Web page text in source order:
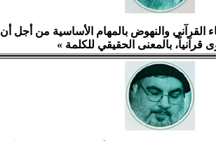
القرآني والنهوض بالمهام الأساسية من أجل أن
قرآنياً، بالمعنى الحقيقي للكلمة »